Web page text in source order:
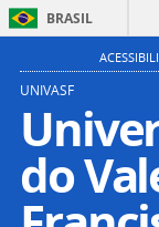
BRASIL
UNIVASF
do